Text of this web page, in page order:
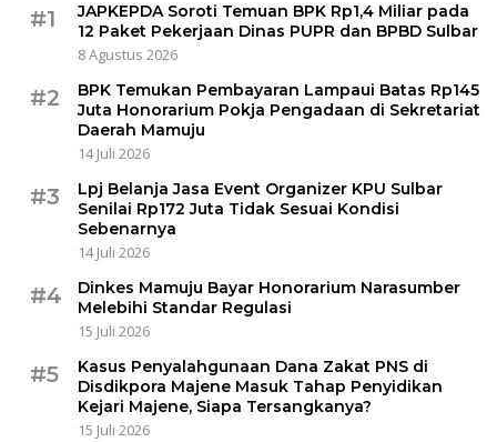
#1
JAPKEPDA Soroti Temuan BPK Rp1,4 Miliar pada
12 Paket Pekerjaan Dinas PUPR dan BPBD Sulbar
8 Agustus 2026
#2
BPK Temukan Pembayaran Lampaui Batas Rp145
Juta Honorarium Pokja Pengadaan di Sekretariat
Daerah Mamuju
14 Juli 2026
#3
Lpj Belanja Jasa Event Organizer KPU Sulbar
Senilai Rp172 Juta Tidak Sesuai Kondisi
Sebenarnya
14 Juli 2026
#4
Dinkes Mamuju Bayar Honorarium Narasumber
Melebihi Standar Regulasi
15 Juli 2026
#5
Kasus Penyalahgunaan Dana Zakat PNS di
Disdikpora Majene Masuk Tahap Penyidikan
Kejari Majene, Siapa Tersangkanya?
15 Juli 2026